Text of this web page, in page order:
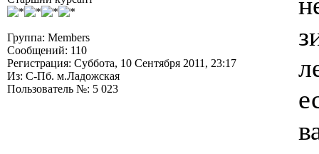
Группа: Members
Сообщений: 110
Регистрация: Суббота, 10 Сентября 2011, 23:17
Из: С-Пб. м.Ладожская
Пользователь №: 5 023